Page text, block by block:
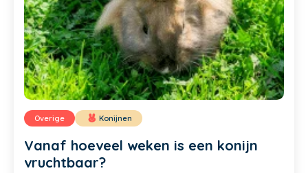
Overige Konijnen
Vanaf hoeveel weken is een konijn
vruchtbaar?